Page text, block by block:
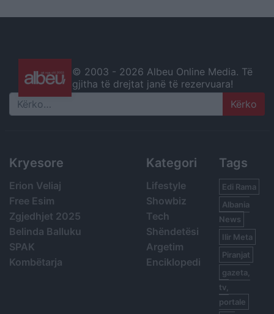
© 2003 - 2026 Albeu Online Media. Të
gjitha të drejtat janë të rezervuara!
Search
Kryesore
Erion Veliaj
Free Esim
Zgjedhjet 2025
Belinda Balluku
SPAK
Kombëtarja
Kategori
Lifestyle
Showbiz
Tech
Shëndetësi
Argetim
Enciklopedi
Tags
Edi Rama
Albania
News
Ilir Meta
Piranjat
gazeta,
tv,
portale